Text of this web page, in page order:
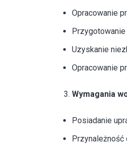
Opracowanie
Uzyskanie
Opracowanie
Wymagania
Posiadanie
Przynależność